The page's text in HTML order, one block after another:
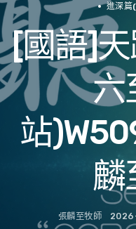
進深篇
[國語]
六
站
麟
張麟至牧師